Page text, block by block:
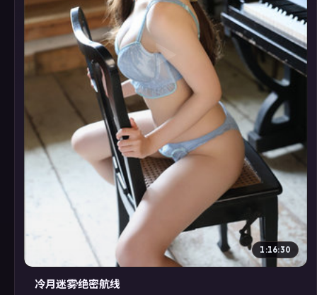
▶
1:16:30
冷月迷雾·绝密航线